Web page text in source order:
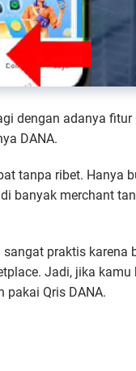
dengan adanya fitur
DANA.
tanpa ribet. Hanya
banyak merchant
praktis karena
Jadi, jika kamu
Qris DANA.